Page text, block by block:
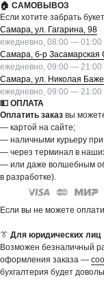
🏠 САМОВЫВОЗ
Если хотите забрать
Самара, ул. Гагарина, 98
ежедневно, 08:00 — 01:00
Самара, б-р Засамарская
ежедневно, 09:00 — 21:00
Самара, ул. Николая
ежедневно, 09:00 — 21:00
💵 ОПЛАТА
Оплатить заказ вы
— картой на сайте;
— наличными курьеру
— через терминал в
— или даже волшебным
в разработке).
Если вы не можете
👔 Для юридических лиц
Возможен безналичный
оформления заказа —
бухгалтерия будет